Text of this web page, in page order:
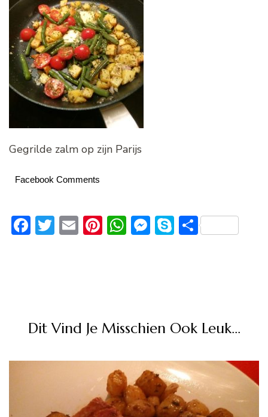
Gegrilde zalm op zijn Parijs
Facebook Comments
Facebook
Twitter
EmailPinterest
WhatsApp
Messenger
Skype
Delen
Dit Vind Je Misschien Ook Leuk...